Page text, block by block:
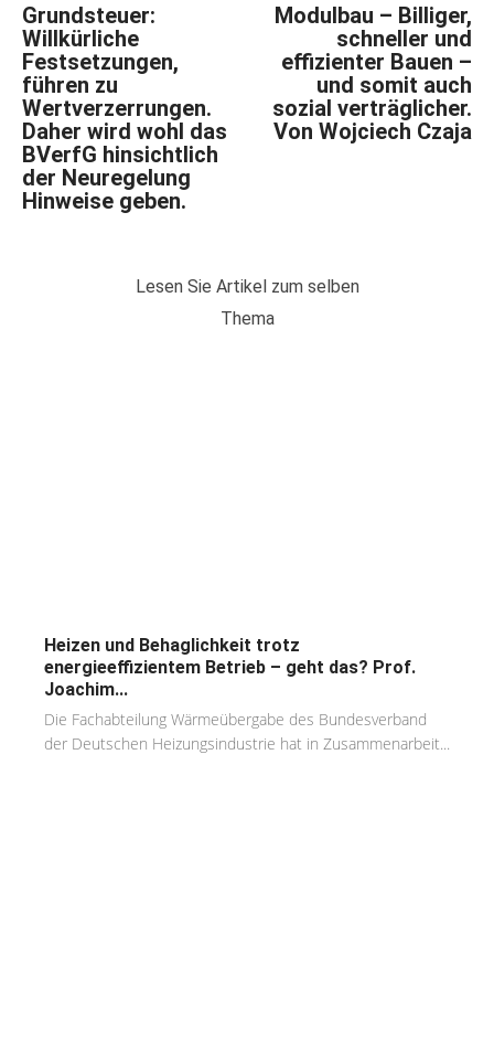
Grundsteuer:
Willkürliche
Festsetzungen,
führen zu
Wertverzerrungen.
Daher wird wohl das
BVerfG hinsichtlich
der Neuregelung
Hinweise geben.
Modulbau – Billiger,
schneller und
effizienter Bauen –
und somit auch
sozial verträglicher.
Von Wojciech Czaja
Lesen Sie Artikel zum selben
Thema
Heizen und Behaglichkeit trotz
energieeffizientem Betrieb – geht das? Prof.
Joachim...
Die Fachabteilung Wärmeübergabe des Bundesverband
der Deutschen Heizungsindustrie hat in Zusammenarbeit...